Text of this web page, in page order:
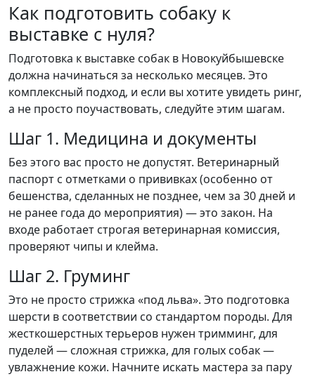
Как подготовить собаку к
выставке с нуля?
Подготовка к выставке собак в Новокуйбышевске
должна начинаться за несколько месяцев. Это
комплексный подход, и если вы хотите увидеть ринг,
а не просто поучаствовать, следуйте этим шагам.
Шаг 1. Медицина и документы
Без этого вас просто не допустят. Ветеринарный
паспорт с отметками о прививках (особенно от
бешенства, сделанных не позднее, чем за 30 дней и
не ранее года до мероприятия) — это закон. На
входе работает строгая ветеринарная комиссия,
проверяют чипы и клейма.
Шаг 2. Груминг
Это не просто стрижка «под льва». Это подготовка
шерсти в соответствии со стандартом породы. Для
жесткошерстных терьеров нужен тримминг, для
пуделей — сложная стрижка, для голых собак —
увлажнение кожи. Начните искать мастера за пару